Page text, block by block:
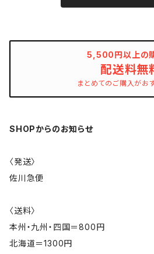
5,500円以上の
配送料無
まとめてのご購入がお
SHOPからのお知らせ
〈発送〉
佐川急便
〈送料〉
本州・九州・四国＝800円
北海道＝1300円